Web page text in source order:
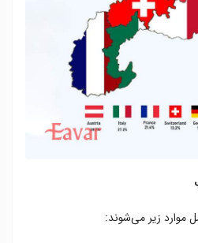
موارد زیر می‌شوند: